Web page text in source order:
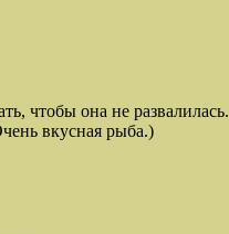
чтобы она не развалилась.
вкусная рыба.)